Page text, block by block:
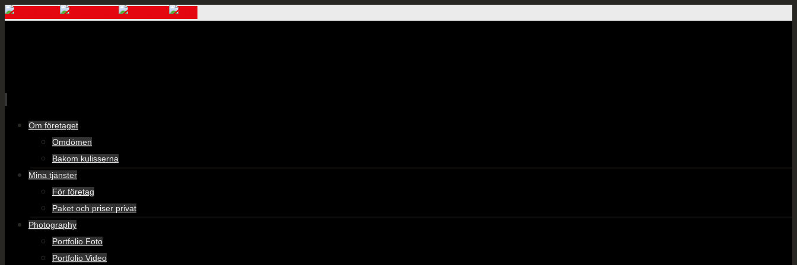
Skip
Om företaget
Omdömen
Bakom kulisserna
Mina tjänster
För företag
Paket och priser privat
Photography
Portfolio Foto
Portfolio Video